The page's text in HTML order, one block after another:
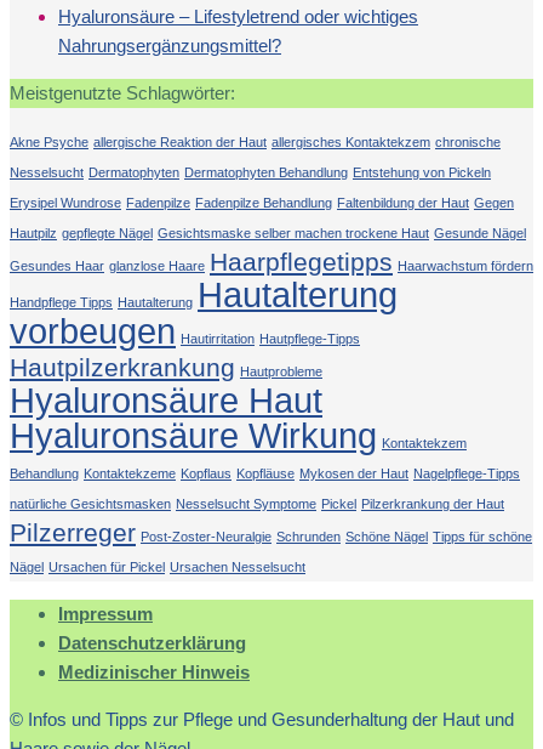
Hyaluronsäure – Lifestyletrend oder wichtiges
Nahrungsergänzungsmittel?
Meistgenutzte Schlagwörter:
Akne Psyche allergische Reaktion der Haut allergisches Kontaktekzem chronische
Nesselsucht Dermatophyten Dermatophyten Behandlung Entstehung von Pickeln
Erysipel Wundrose Fadenpilze Fadenpilze Behandlung Faltenbildung der Haut Gegen
Hautpilz gepflegte Nägel Gesichtsmaske selber machen trockene Haut Gesunde Nägel
Gesundes Haar glanzlose Haare Haarpflegetipps Haarwachstum fördern
Handpflege Tipps Hautalterung Hautalterung
vorbeugen Hautirritation Hautpflege-Tipps
Hautpilzerkrankung Hautprobleme
Hyaluronsäure Haut
Hyaluronsäure Wirkung Kontaktekzem
Behandlung Kontaktekzeme Kopflaus Kopfläuse Mykosen der Haut Nagelpflege-Tipps
natürliche Gesichtsmasken Nesselsucht Symptome Pickel Pilzerkrankung der Haut
Pilzerreger Post-Zoster-Neuralgie Schrunden Schöne Nägel Tipps für schöne
Nägel Ursachen für Pickel Ursachen Nesselsucht
Impressum
Datenschutzerklärung
Medizinischer Hinweis
© Infos und Tipps zur Pflege und Gesunderhaltung der Haut und